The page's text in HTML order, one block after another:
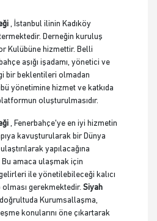
, İstanbul ilinin Kadıköy
Derneğin kuruluş
Kulübüne hizmettir. Belli
aşığı işadamı, yönetici ve
bir beklentileri olmadan
yönetimine hizmet ve katkıda
oluşturulmasıdır.
, Fenerbahçe'ye en iyi hizmetin
kavuşturularak bir Dünya
yapılacağına
amaca ulaşmak için
ile yönetilebileceği kalıcı
gerekmektedir. Siyah
Kurumsallaşma,
konularını öne çıkartarak